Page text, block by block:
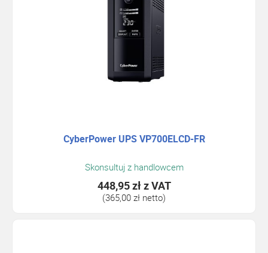
CyberPower UPS VP700ELCD-FR
Skonsultuj z handlowcem
448,95 złz VAT
(365,00 zł netto)